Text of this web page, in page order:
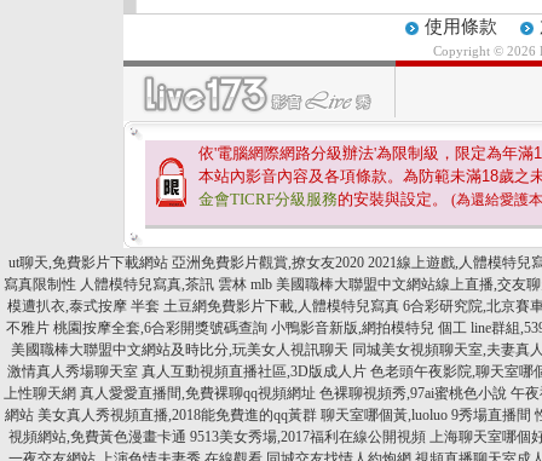
使用條款
Copyright © 2026
依'電腦網際網路分級辦法'為限制級，限定為年滿
本站內影音內容及各項條款。為防範未滿18歲之
金會TICRF分級服務的安裝與設定。 (為還給愛護
ut聊天,免費影片下載網站 亞洲免費影片觀賞,撩女友2020 2021線上遊戲,人體模特兒
寫真限制性 人體模特兒寫真,茶訊 雲林 mlb 美國職棒大聯盟中文網站線上直播,交友
模遭扒衣,泰式按摩 半套 土豆網免費影片下載,人體模特兒寫真 6合彩研究院,北京賽
不雅片 桃園按摩全套,6合彩開獎號碼查詢 小鴨影音新版,網拍模特兒 個工 line群組
美國職棒大聯盟中文網站及時比分,玩美女人視訊聊天 同城美女視頻聊天室,夫妻真
激情真人秀場聊天室 真人互動視頻直播社區,3D版成人片 色老頭午夜影院,聊天室哪
上性聊天網 真人愛愛直播間,免費裸聊qq視頻網址 色裸聊視頻秀,97ai蜜桃色小說 午
網站 美女真人秀視頻直播,2018能免費進的qq黃群 聊天室哪個黃,luoluo 9秀場直播間
視頻網站,免費黃色漫畫卡通 9513美女秀場,2017福利在線公開視頻 上海聊天室哪個